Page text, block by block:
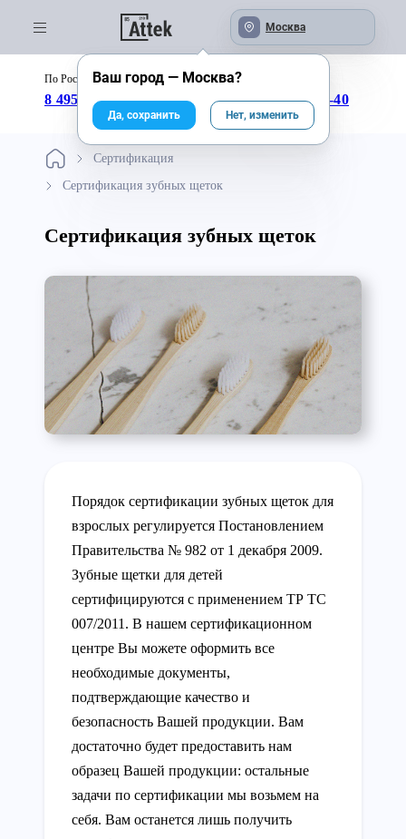
Москва
По России бесплатно:
8 495 246-04-43 8 800 333-25-40
Сертификация
Сертификация зубных щеток
Сертификация зубных щеток
Порядок сертификации зубных щеток для
взрослых регулируется Постановлением
Правительства № 982 от 1 декабря 2009.
Зубные щетки для детей
сертифицируются с применением ТР ТС
007/2011. В нашем сертификационном
центре Вы можете оформить все
необходимые документы,
подтверждающие качество и
безопасность Вашей продукции. Вам
достаточно будет предоставить нам
образец Вашей продукции: остальные
задачи по сертификации мы возьмем на
себя. Вам останется лишь получить
Ваш город — Москва?
Да, сохранить Нет, изменить